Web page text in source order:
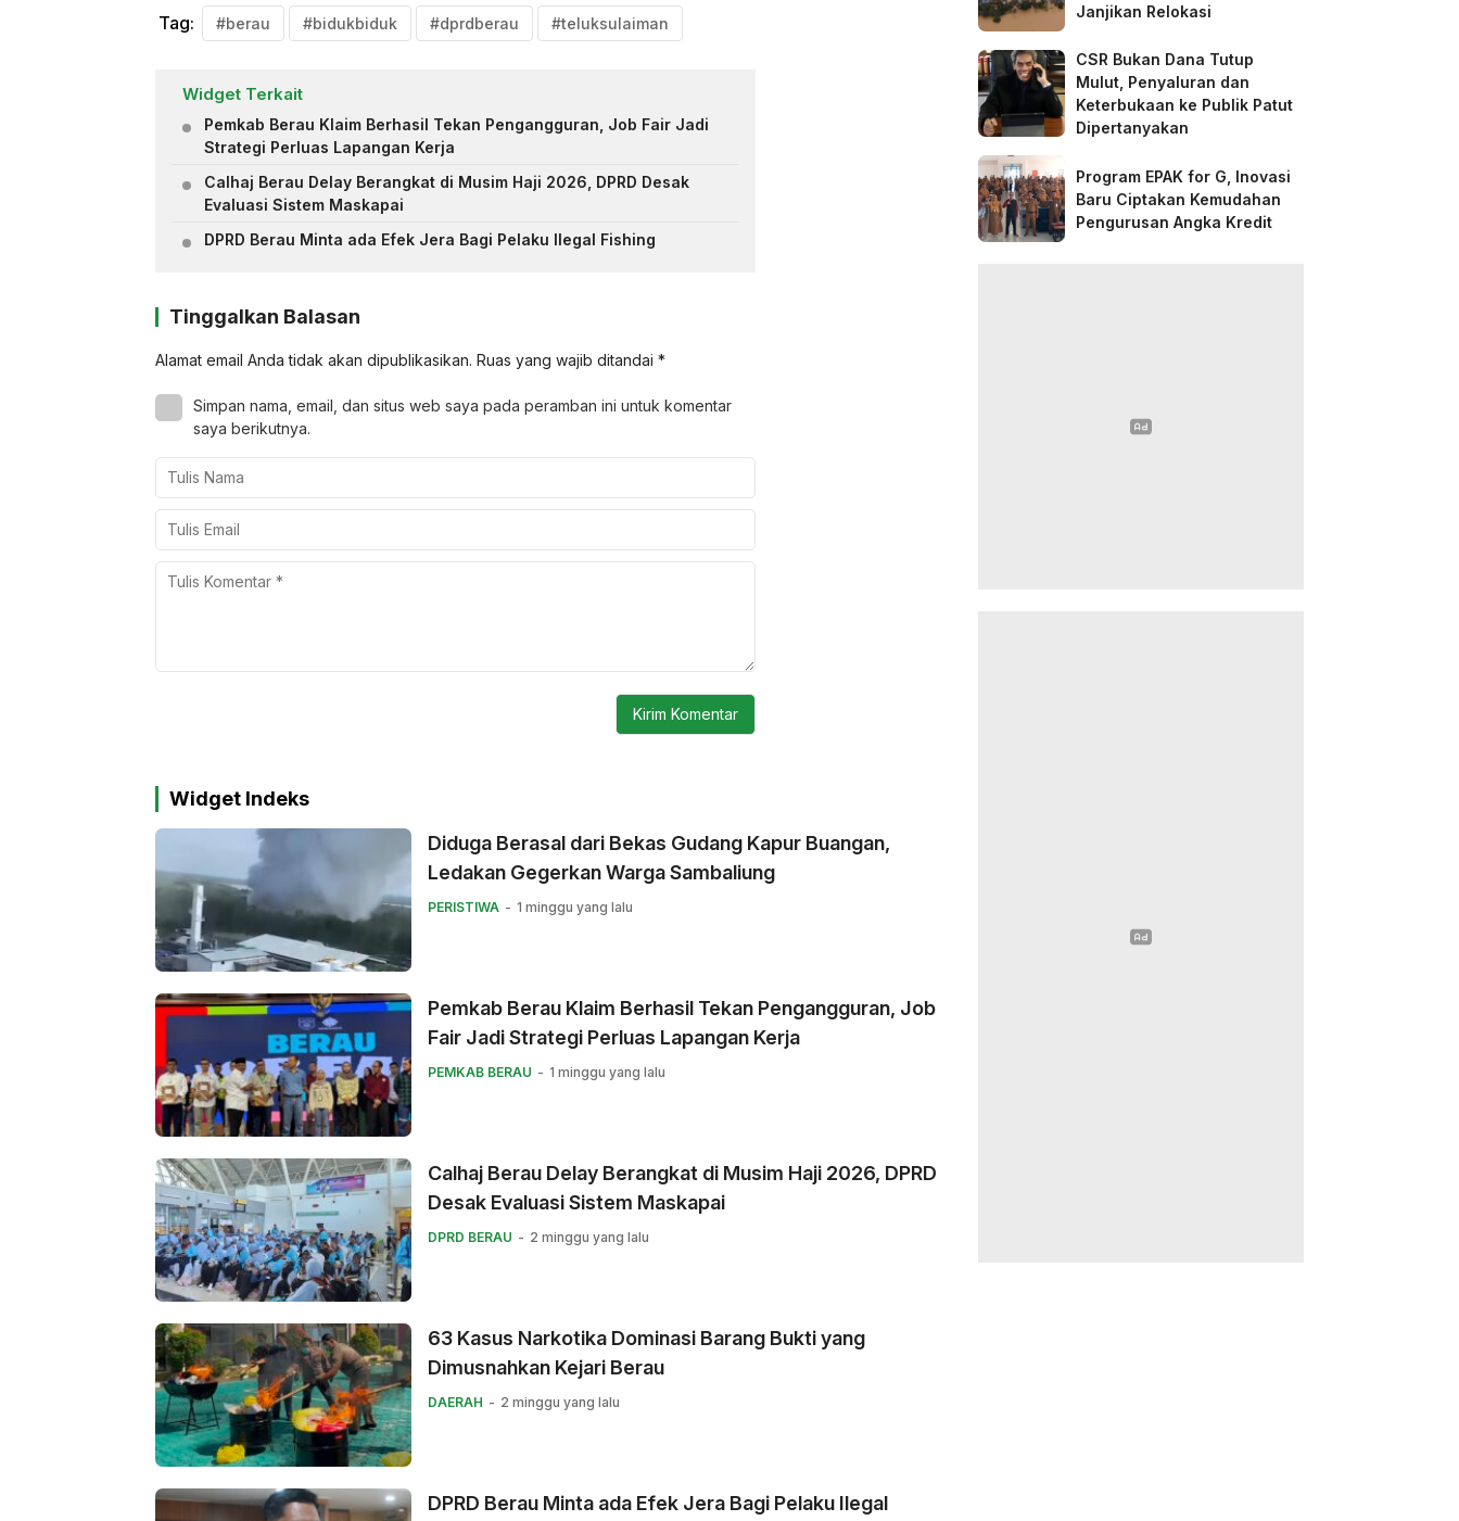
Tag: #berau #bidukbiduk #dprdberau #teluksulaiman
Widget Terkait
Pemkab Berau Klaim Berhasil Tekan Pengangguran, Job Fair Jadi
Strategi Perluas Lapangan Kerja
Calhaj Berau Delay Berangkat di Musim Haji 2026, DPRD Desak
Evaluasi Sistem Maskapai
DPRD Berau Minta ada Efek Jera Bagi Pelaku Ilegal Fishing
Tinggalkan Balasan
Alamat email Anda tidak akan dipublikasikan. Ruas yang wajib ditandai *
Simpan nama, email, dan situs web saya pada peramban ini untuk komentar
saya berikutnya.
Widget Indeks
Diduga Berasal dari Bekas Gudang Kapur Buangan,
Ledakan Gegerkan Warga Sambaliung
PERISTIWA 1 minggu yang lalu
Pemkab Berau Klaim Berhasil Tekan Pengangguran, Job
Fair Jadi Strategi Perluas Lapangan Kerja
PEMKAB BERAU 1 minggu yang lalu
Calhaj Berau Delay Berangkat di Musim Haji 2026, DPRD
Desak Evaluasi Sistem Maskapai
DPRD BERAU 2 minggu yang lalu
63 Kasus Narkotika Dominasi Barang Bukti yang
Dimusnahkan Kejari Berau
DAERAH 2 minggu yang lalu
DPRD Berau Minta ada Efek Jera Bagi Pelaku Ilegal
Janjikan Relokasi
CSR Bukan Dana Tutup
Mulut, Penyaluran dan
Keterbukaan ke Publik Patut
Dipertanyakan
Program EPAK for G, Inovasi
Baru Ciptakan Kemudahan
Pengurusan Angka Kredit